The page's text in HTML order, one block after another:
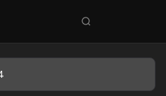
Seri
ara